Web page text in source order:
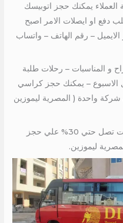
يمكنك حجز اتوبيسك
دفع او ايصلات الامر اصبح
– رقم الهاتف – واتساب
و المناسبات – رحلات طلبة
– يمكنك حجز كراسي
واحدة ( المصرية ليموزين
ابتداء من يوم 1/5/2024 يوجد خصومات تصل حتي 30% علي حجز